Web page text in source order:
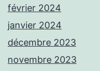
février 2024
janvier 2024
décembre 2023
novembre 2023